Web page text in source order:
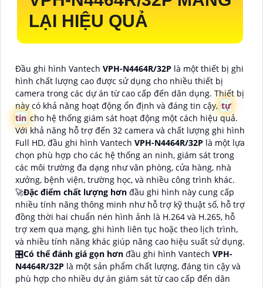
LẠI HIỆU QUẢ
Đầu ghi hình Vantech VPH-N4464R/32P là một thiết bị ghi
hình chất lượng cao được sử dụng cho nhiều thiết bị
camera trong các dự án từ cao cấp đến dân dụng. Thiết bị
này có khả năng hoạt động ổn định và đáng tin cậy, tự
tin cho hệ thống giám sát hoạt động một cách hiệu quả.
Với khả năng hỗ trợ đến 32 camera và chất lượng ghi hình
Full HD, đầu ghi hình Vantech VPH-N4464R/32P là một lựa
chọn phù hợp cho các hệ thống an ninh, giám sát trong
các môi trường đa dạng như văn phòng, cửa hàng, nhà
xưởng, bệnh viện, trường học, và nhiều công trình khác.
🚀Đặc điểm chất lượng hơn đầu ghi hình này cung cấp
nhiều tính năng thông minh như hỗ trợ kỹ thuật số, hỗ trợ
đồng thời hai chuẩn nén hình ảnh là H.264 và H.265, hỗ
trợ xem qua mạng, ghi hình liên tục hoặc theo lịch trình,
và nhiều tính năng khác giúp nâng cao hiệu suất sử dụng.
🎛Có thể đánh giá gọn hơn đầu ghi hình Vantech VPH-
N4464R/32P là một sản phẩm chất lượng, đáng tin cậy và
phù hợp cho nhiều dự án giám sát từ cao cấp đến dân